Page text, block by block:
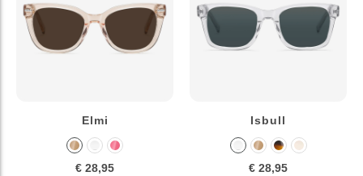
Elmi
€ 28,95
Isbull
€ 28,95